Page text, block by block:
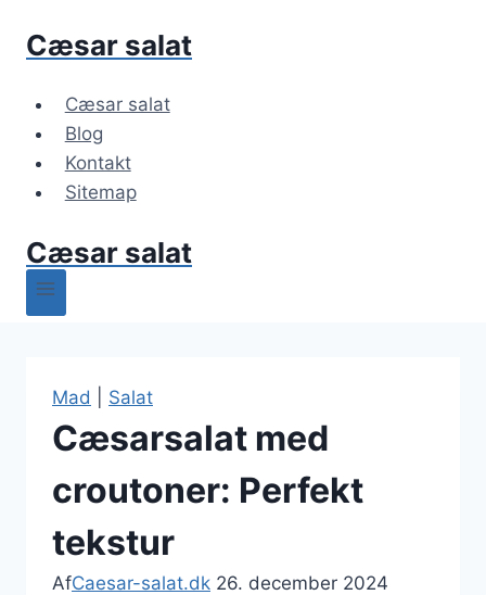
Cæsar salat
Cæsar salat
Blog
Kontakt
Sitemap
Cæsar salat
Mad Salat
Cæsarsalat med
croutoner: Perfekt
tekstur
AfCaesar-salat.dk 26. december 2024